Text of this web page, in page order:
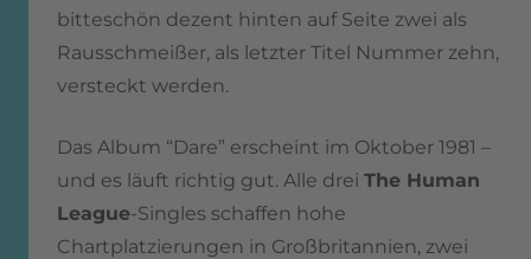
bitteschön dezent hinten auf Seite zwei als
Rausschmeißer, als letzter Titel Nummer zehn,
versteckt werden.
Das Album “Dare” erscheint im Oktober 1981 –
und es läuft richtig gut. Alle drei The Human
League-Singles schaffen hohe
Chartplatzierungen in Großbritannien, zwei